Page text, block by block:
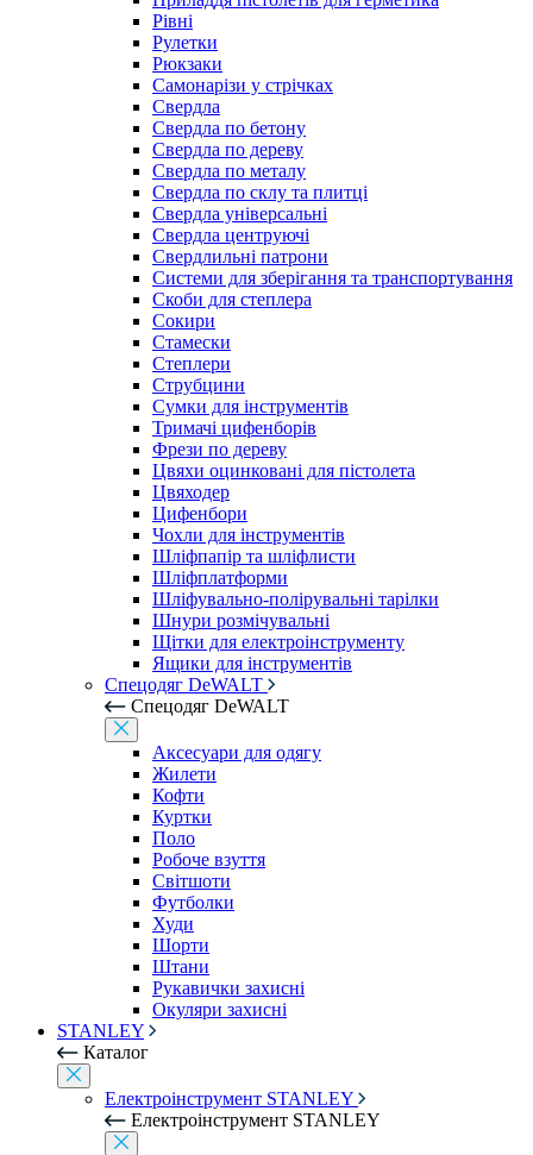
Рівні
Рулетки
Рюкзаки
Самонарізи у стрічках
Свердла
Свердла по бетону
Свердла по дереву
Свердла по металу
Свердла по склу та плитці
Свердла універсальні
Свердла центруючі
Свердлильні патрони
Системи для зберігання та транспортування
Скоби для степлера
Сокири
Стамески
Степлери
Струбцини
Сумки для інструментів
Тримачі цифенборів
Фрези по дереву
Цвяхи оцинковані для пістолета
Цвяходер
Цифенбори
Чохли для інструментів
Шліфпапір та шліфлисти
Шліфплатформи
Шліфувально-полірувальні тарілки
Шнури розмічувальні
Щітки для електроінструменту
Ящики для інструментів
Спецодяг DeWALT
Спецодяг DeWALT
Аксесуари для одягу
Жилети
Кофти
Куртки
Поло
Робоче взуття
Світшоти
Футболки
Худи
Шорти
Штани
Рукавички захисні
Окуляри захисні
STANLEY
Каталог
Електроінструмент STANLEY
Електроінструмент STANLEY